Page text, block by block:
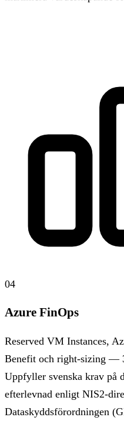
04
Azure FinOps
Reserved VM Instances,
Benefit och right-sizing —
Uppfyller svenska krav på
efterlevnad enligt NIS2-
Dataskyddsförordningen